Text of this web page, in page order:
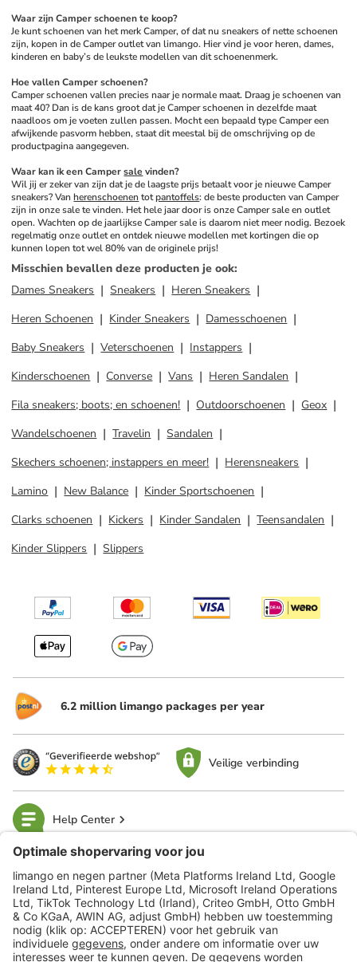
Waar zijn Camper schoenen te koop?
Je kunt schoenen van het merk Camper, of dat nu sneakers of nette schoenen
zijn, kopen in de Camper outlet van limango. Hier vind je voor heren, dames,
kinderen en baby’s de leukste modellen van dit schoenenmerk.
Hoe vallen Camper schoenen?
Camper schoenen vallen precies naar je normale maat. Draag je schoenen van
maat 40? Dan is de kans groot dat je Camper schoenen in dezelfde maat
naadloos om je voeten zullen passen. Mocht een bepaald type Camper een
afwijkende pasvorm hebben, staat dit meestal bij de omschrijving op de
productpagina aangegeven.
Waar kan ik een Camper sale vinden?
Wil jij er zeker van zijn dat je de laagste prijs betaalt voor je nieuwe Camper
sneakers? Van herenschoenen tot pantoffels: de beste producten van Camper
zijn in onze sale te vinden. Het hele jaar door is onze Camper sale en outlet
open. Wachten op de jaarlijkse Camper sale is daarom niet meer nodig. Bezoek
regelmatig onze outlet en ontdek nieuwe modellen met kortingen die op
kunnen lopen tot wel 80% van de originele prijs!
Misschien bevallen deze producten je ook:
Dames Sneakers
Sneakers
Heren Sneakers
Heren Schoenen
Kinder Sneakers
Damesschoenen
Baby Sneakers
Veterschoenen
Instappers
Kinderschoenen
Converse Vans
Heren Sandalen
Fila sneakers; boots; en schoenen!
Outdoorschoenen
Geox
Wandelschoenen
Travelin
Sandalen
Skechers schoenen; instappers en meer!
Herensneakers
Lamino
New Balance
Kinder Sportschoenen
Clarks schoenen
Kickers Kinder Sandalen
Teensandalen
Kinder Slippers
Slippers
6.2 million limango packages per year
Veilige verbinding
Help Center
limango
Veilig winkelen
Klantenservice